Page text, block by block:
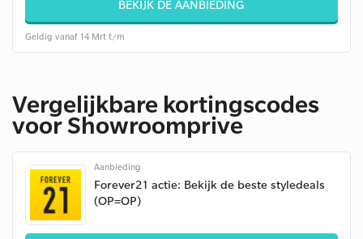
BEKIJK DE AANBIEDING
Geldig vanaf 14 Mrt t/m
Vergelijkbare kortingscodes
voor Showroomprive
Aanbieding
Forever21 actie: Bekijk de beste styledeals
(OP=OP)